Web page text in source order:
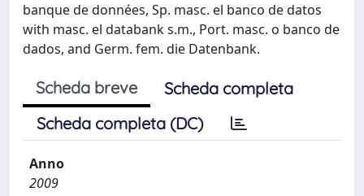
banque de données, Sp. masc. el banco de datos
with masc. el databank s.m., Port. masc. o banco de
dados, and Germ. fem. die Datenbank.
Scheda breve
Scheda completa
Scheda completa (DC)
Anno
2009